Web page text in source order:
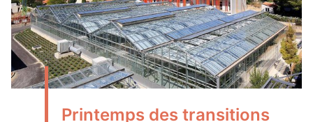
Printemps des transitions